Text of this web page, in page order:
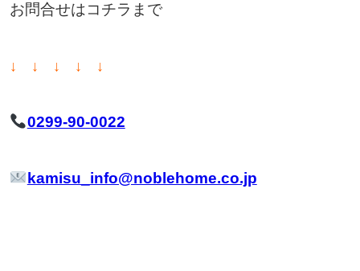
お問合せはコチラまで
↓ ↓ ↓ ↓ ↓
0299-90-0022
kamisu_info@noblehome.co.jp